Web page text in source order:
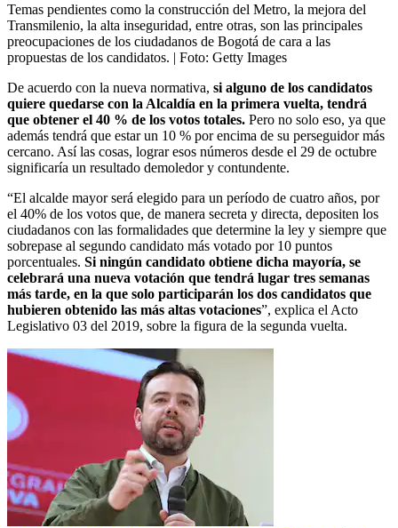
Temas pendientes como la construcción del Metro, la mejora del
Transmilenio, la alta inseguridad, entre otras, son las principales
preocupaciones de los ciudadanos de Bogotá de cara a las
propuestas de los candidatos. | Foto: Getty Images
De acuerdo con la nueva normativa, si alguno de los candidatos
quiere quedarse con la Alcaldía en la primera vuelta, tendrá
que obtener el 40 % de los votos totales. Pero no solo eso, ya que
además tendrá que estar un 10 % por encima de su perseguidor más
cercano. Así las cosas, lograr esos números desde el 29 de octubre
significaría un resultado demoledor y contundente.
“El alcalde mayor será elegido para un período de cuatro años, por
el 40% de los votos que, de manera secreta y directa, depositen los
ciudadanos con las formalidades que determine la ley y siempre que
sobrepase al segundo candidato más votado por 10 puntos
porcentuales. Si ningún candidato obtiene dicha mayoría, se
celebrará una nueva votación que tendrá lugar tres semanas
más tarde, en la que solo participarán los dos candidatos que
hubieren obtenido las más altas votaciones”, explica el Acto
Legislativo 03 del 2019, sobre la figura de la segunda vuelta.